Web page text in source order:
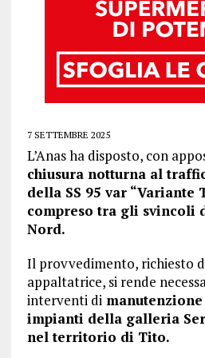
7 SETTEMBRE 2025
L’Anas ha disposto, con
chiusura notturna al
della SS 95 var “Variante
compreso tra gli svincoli
Nord.
Il provvedimento, richiesto
appaltatrice, si rende
interventi di
impianti della galleria
nel territorio di Tito.